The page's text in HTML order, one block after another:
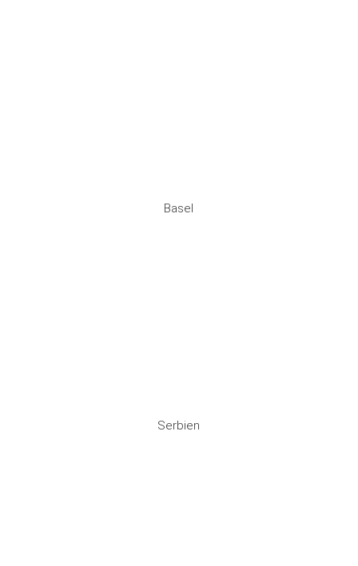
Basel
Serbien